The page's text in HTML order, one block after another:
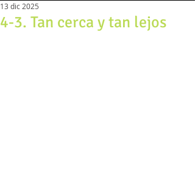
4-3. Tan cerca y tan lejos
13 dic 2025